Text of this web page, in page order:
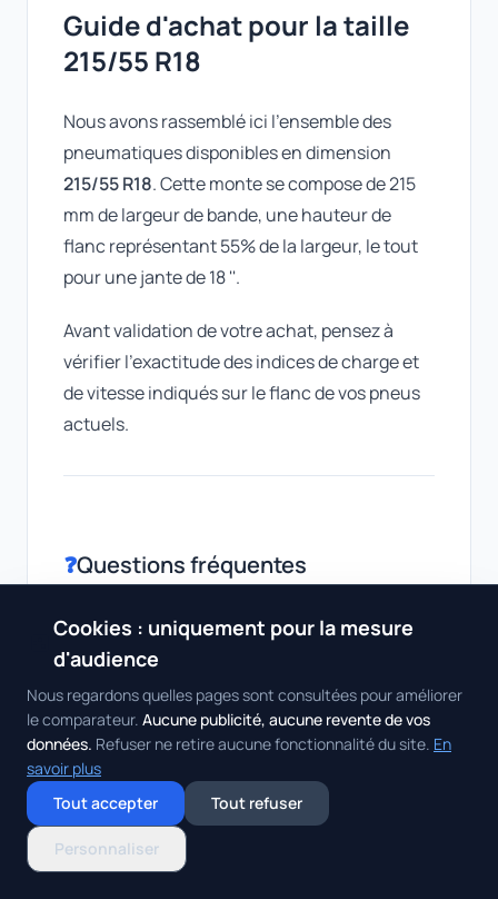
Guide d'achat pour la taille
215/55 R18
Nous avons rassemblé ici l'ensemble des
pneumatiques disponibles en dimension
215/55 R18. Cette monte se compose de 215
mm de largeur de bande, une hauteur de
flanc représentant 55% de la largeur, le tout
pour une jante de 18 ''.
Avant validation de votre achat, pensez à
vérifier l'exactitude des indices de charge et
de vitesse indiqués sur le flanc de vos pneus
actuels.
❓Questions fréquentes
Que signifie la taille 215/55 R18 ? ▼
Pression recommandée pour la
taille 215/55 R18 ?
▼
Faut-il monter 2 ou 4 pneus en
dimension 215/55 R18 ?
Cookies : uniquement pour la mesure
d'audience
Nous regardons quelles pages sont consultées pour améliorer
le comparateur. Aucune publicité, aucune revente de vos
données. Refuser ne retire aucune fonctionnalité du site. En
savoir plus
Tout accepter
Tout refuser
Personnaliser